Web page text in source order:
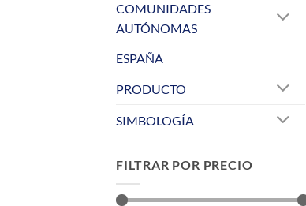
COMUNIDADES
AUTÓNOMAS
ESPAÑA
PRODUCTO
SIMBOLOGÍA
FILTRAR POR PRECIO